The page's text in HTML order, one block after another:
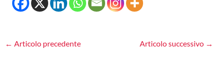
← Articolo precedente Articolo successivo →